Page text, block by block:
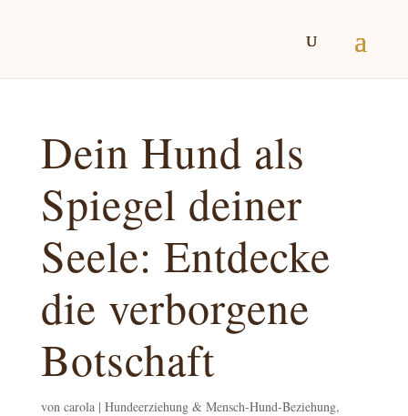
Dein Hund als
Spiegel deiner
Seele: Entdecke
die verborgene
Botschaft
von carola| Hundeerziehung & Mensch-Hund-Beziehung,